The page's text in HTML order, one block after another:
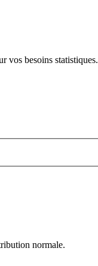
vos besoins statistiques.
normale.